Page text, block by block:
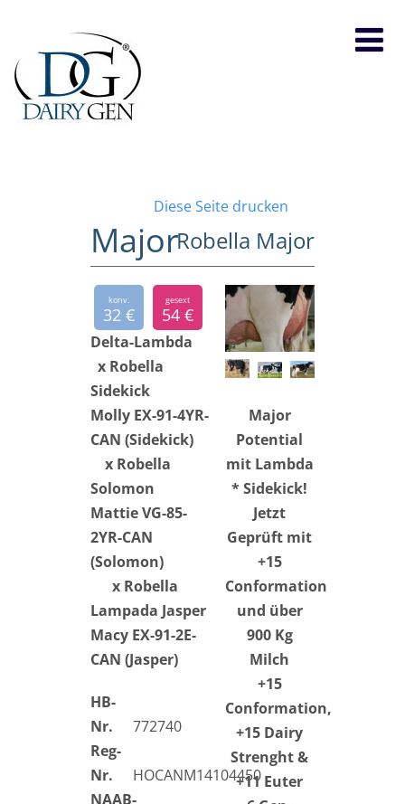
Diese Seite drucken
MajorRobella Major
konv.
32 €
gesext
54 €
Delta-Lambda
x Robella
Sidekick
Molly EX-91-4YR-
CAN (Sidekick)
x Robella
Solomon
Mattie VG-85-
2YR-CAN
(Solomon)
x Robella
Lampada Jasper
Macy EX-91-2E-
CAN (Jasper)
HB-
Nr.
772740
Reg-
Nr.
HOCANM14104450
NAAB-
Major
Potential
mit Lambda
* Sidekick!
Jetzt
Geprüft mit
+15
Conformation
und über
900 Kg
Milch
+15
Conformation,
+15 Dairy
Strenght &
+11 Euter